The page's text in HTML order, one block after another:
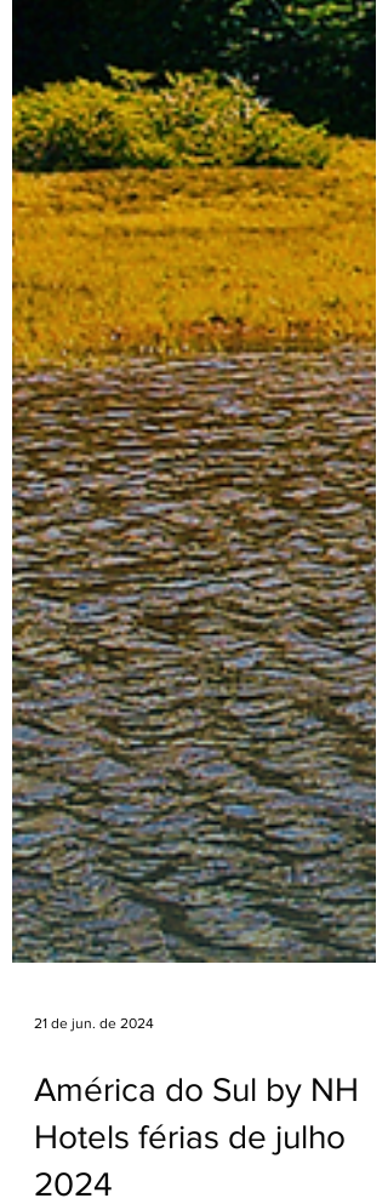
América do Sul by NH
Hotels férias de julho